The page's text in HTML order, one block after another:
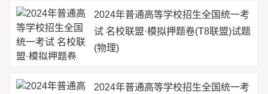
2024年普通高等学校招生全国统一考
试 名校联盟·模拟押题卷(T8联盟)试题
(物理)
2024年普通高等学校招生全国统一考